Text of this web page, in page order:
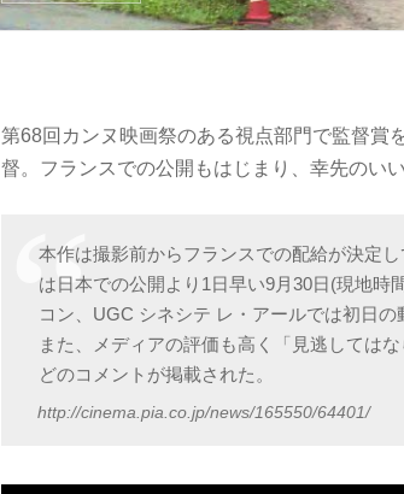
第68回カンヌ映画祭のある視点部門で監督賞
督。フランスでの公開もはじまり、幸先のい
本作は撮影前からフランスでの配給が決定
は日本での公開より1日早い9月30日(現地時
コン、UGC シネシテ レ・アールでは初日
また、メディアの評価も高く「見逃しては
どのコメントが掲載された。
http://cinema.pia.co.jp/news/165550/64401/